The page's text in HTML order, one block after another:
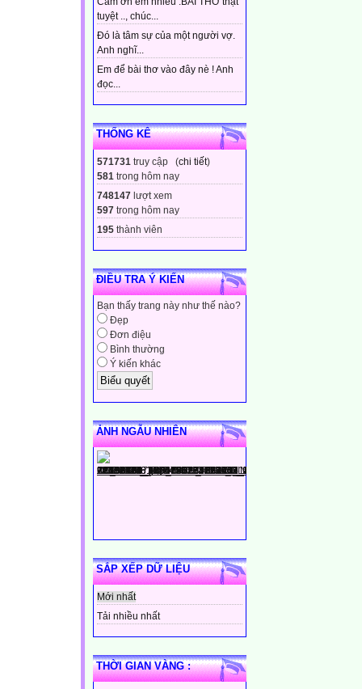
tuyệt .., chúc...
Đó là tâm sự của một người vợ.
Anh nghĩ...
Em để bài thơ vào đây nè ! Anh
đọc...
THỐNG KÊ
571731 truy cập (chi tiết)
581 trong hôm nay
748147 lượt xem
597 trong hôm nay
195 thành viên
ĐIỀU TRA Ý KIẾN
Bạn thấy trang này như thế nào?
Đẹp
Đơn điệu
Bình thường
Ý kiến khác
ẢNH NGẪU NHIÊN
SẮP XẾP DỮ LIỆU
Mới nhất
Tải nhiều nhất
THỜI GIAN VÀNG :